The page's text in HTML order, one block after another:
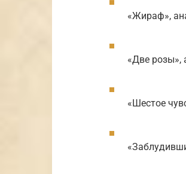
«Жираф»,
«Две розы»,
«Шестое